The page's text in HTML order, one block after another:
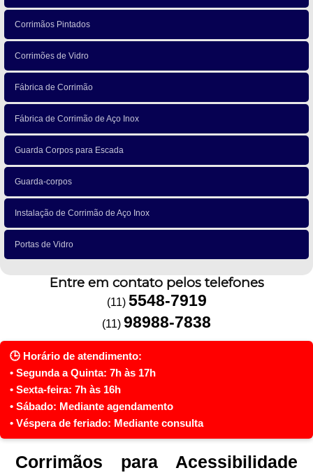
Corrimãos Pintados
Corrimões de Vidro
Fábrica de Corrimão
Fábrica de Corrimão de Aço Inox
Guarda Corpos para Escada
Guarda-corpos
Instalação de Corrimão de Aço Inox
Portas de Vidro
Entre em contato pelos telefones
(11) 5548-7919
(11) 98988-7838
Corrimãos para Acessibilidade